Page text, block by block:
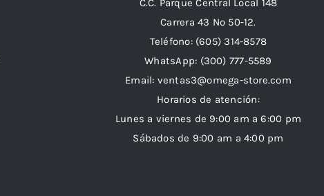
C.C. Parque Central Local 148
Carrera 43 Nº 50-12.
Teléfono: (605) 314-8578
WhatsApp: (300) 777-5589
Email: ventas3@omega-store.com
Horarios de atención:
Lunes a viernes de 9:00 am a 6:00 pm
Sábados de 9:00 am a 4:00 pm